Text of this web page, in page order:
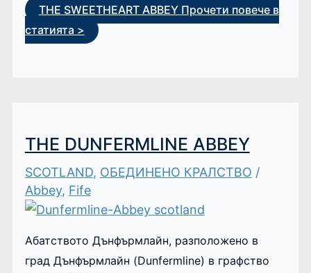
THE SWEETHEART ABBEYПрочети повече в
статията >
THE DUNFERMLINE ABBEY
SCOTLAND, ОБЕДИНЕНО КРАЛСТВО /
Abbey, Fife
Абатството Дънфърмлайн, разположено в
град Дънфърмлайн (Dunfermline) в графство